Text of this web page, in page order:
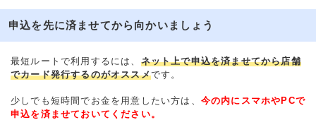
申込を先に済ませてから向かいましょう
最短ルートで利用するには、 ネット上で申込を済ませてから店舗
でカード発行するのがオススメです。
少しでも短時間でお金を用意したい方は、 今の内にスマホやPCで
申込を済ませておいてください。